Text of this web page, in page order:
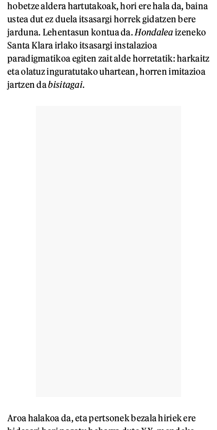
hobetze aldera hartutakoak, hori ere hala da, baina
ustea dut ez duela itsasargi horrek gidatzen bere
jarduna. Lehentasun kontua da. Hondaleaizeneko
Santa Klara irlako itsasargi instalazioa
paradigmatikoa egiten zait alde horretatik: harkaitz
eta olatuz inguratutako uhartean, horren imitazioa
jartzen dabisitagai.
Aroa halakoa da, eta pertsonek bezala hiriek ere